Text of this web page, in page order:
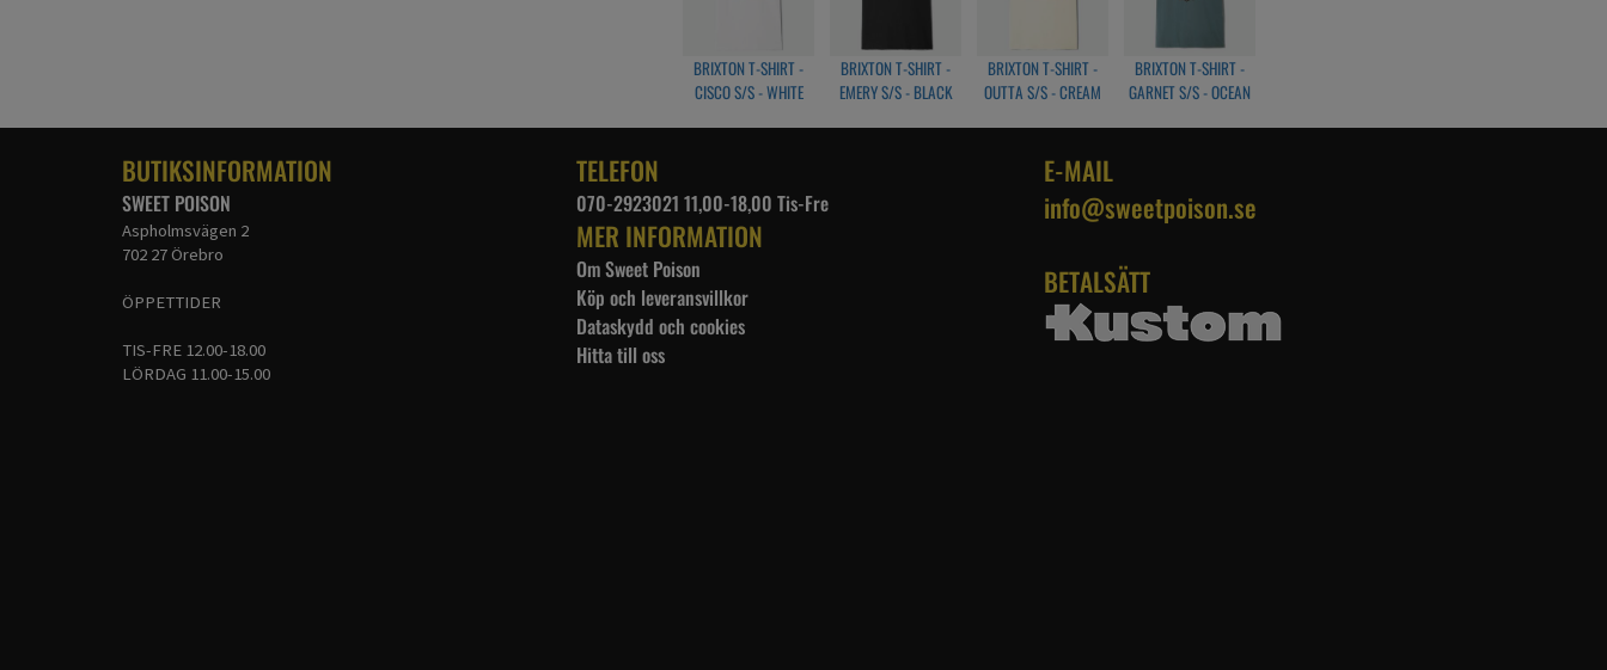
BRIXTON T-SHIRT -
CISCO S/S - WHITE
BRIXTON T-SHIRT -
EMERY S/S - BLACK
BRIXTON T-SHIRT -
OUTTA S/S - CREAM
BRIXTON T-SHIRT -
GARNET S/S - OCEAN
BUTIKSINFORMATION
SWEET POISON
Aspholmsvägen 2
702 27 Örebro
ÖPPETTIDER
TIS-FRE 12.00-18.00
LÖRDAG 11.00-15.00
TELEFON
070-2923021 11,00-18,00 Tis-Fre
MER INFORMATION
Om Sweet Poison
Köp och leveransvillkor
Dataskydd och cookies
Hitta till oss
E-MAIL
info@sweetpoison.se
BETALSÄTT